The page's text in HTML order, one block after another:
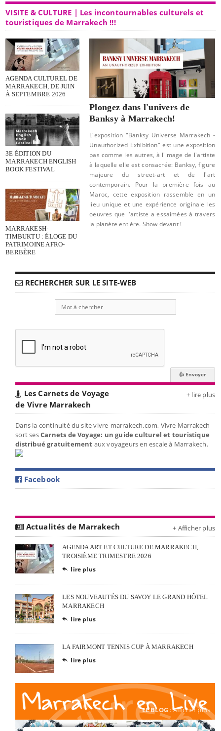
VISITE & CULTURE | Les incontournables culturels et
touristiques de Marrakech !!!
AGENDA CULTUREL DE
MARRAKECH, DE JUIN
À SEPTEMBRE 2026
3E ÉDITION DU
MARRAKECH ENGLISH
BOOK FESTIVAL
MARRAKESH-
TIMBUKTU : ÉLOGE DU
PATRIMOINE AFRO-
BERBÈRE
Plongez dans l'univers de
Banksy à Marrakech!
L'exposition "Banksy Universe Marrakech -
Unauthorized Exhibition" est une exposition
pas comme les autres, à l'image de l'artiste
à laquelle elle est consacrée: Banksy, figure
majeure du street-art et de l'art
contemporain. Pour la première fois au
Maroc, cette exposition rassemble en un
lieu unique et une expérience originale les
oeuvres que l'artiste a essaimées à travers
la planète entière. Show devant !
RECHERCHER SUR LE SITE-WEB
Les Carnets de Voyage
de Vivre Marrakech
+ lire plus
Dans la continuité du site vivre-marrakech.com, Vivre Marrakech
sort sesCarnets de Voyage: un guide culturel et touristique
distribué gratuitement aux voyageurs en escale à Marrakech.
Facebook
Actualités de Marrakech + Afficher plus
AGENDA ART ET CULTURE DE MARRAKECH,
TROISIÈME TRIMESTRE 2026
 lire plus
LES NOUVEAUTÉS DU SAVOY LE GRAND HÔTEL
MARRAKECH
 lire plus
LA FAIRMONT TENNIS CUP À MARRAKECH
 lire plus
LE BLOG : Afficher plus